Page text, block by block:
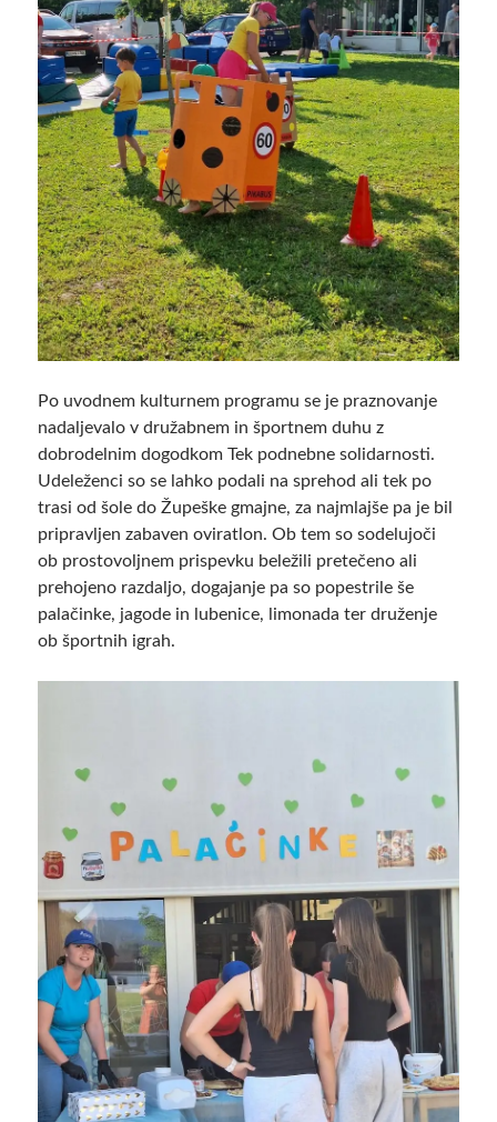
Po uvodnem kulturnem programu se je praznovanje
nadaljevalo v družabnem in športnem duhu z
dobrodelnim dogodkom Tek podnebne solidarnosti.
Udeleženci so se lahko podali na sprehod ali tek po
trasi od šole do Župeške gmajne, za najmlajše pa je bil
pripravljen zabaven oviratlon. Ob tem so sodelujoči
ob prostovoljnem prispevku beležili pretečeno ali
prehojeno razdaljo, dogajanje pa so popestrile še
palačinke, jagode in lubenice, limonada ter druženje
ob športnih igrah.